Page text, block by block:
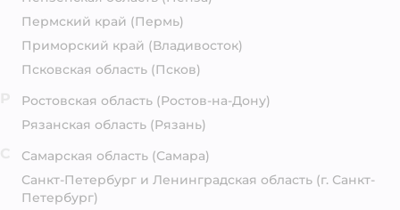
Пермский край (Пермь)
Приморский край (Владивосток)
Псковская область (Псков)
Ростовская область (Ростов-на-Дону)
Рязанская область (Рязань)
Самарская область (Самара)
Санкт-Петербург и Ленинградская область (г. Санкт-
Петербург)